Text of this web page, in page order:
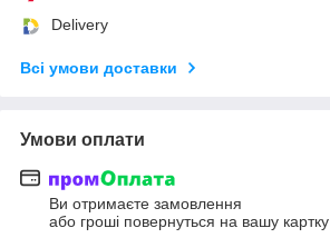
Delivery
Всі умови доставки
Умови оплати
Ви отримаєте замовлення
або гроші повернуться на вашу картку